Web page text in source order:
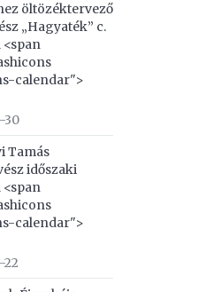
öltözéktervező
„Hagyaték” c.
calendar">
30
Tamás
időszaki
calendar">